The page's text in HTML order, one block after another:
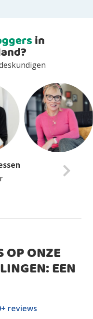
in
OP ONZE
EEN
reviews